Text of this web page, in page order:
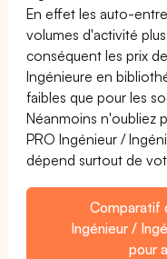
En effet les auto-
volumes d'activité
conséquent les prix
Ingénieure en
faibles que pour les
Néanmoins n'oubliez
PRO Ingénieur /
dépend surtout de
Comparatif
Ingénieur /
pour